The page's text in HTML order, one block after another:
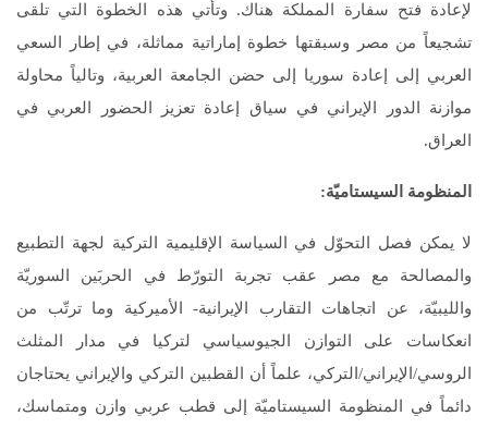
لإعادة فتح سفارة المملكة هناك. وتأتي هذه الخطوة التي تلقى
تشجيعاً من مصر وسبقتها خطوة إماراتية مماثلة، في إطار السعي
العربي إلى إعادة سوريا إلى حضن الجامعة العربية، وتالياً محاولة
موازنة الدور الإيراني في سياق إعادة تعزيز الحضور العربي في
العراق.
المنظومة السيستاميّة:
لا يمكن فصل التحوّل في السياسة الإقليمية التركية لجهة التطبيع
والمصالحة مع مصر عقب تجربة التورّط في الحربَين السوريّة
والليبيّة، عن اتجاهات التقارب الإيرانية- الأميركية وما ترتّب من
انعكاسات على التوازن الجيوسياسي لتركيا في مدار المثلث
الروسي/الإيراني/التركي، علماً أن القطبين التركي والإيراني يحتاجان
دائماً في المنظومة السيستاميّة إلى قطب عربي وازن ومتماسك،